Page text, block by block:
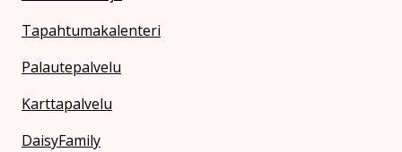
Tapahtumakalenteri
Palautepalvelu
Karttapalvelu
DaisyFamily